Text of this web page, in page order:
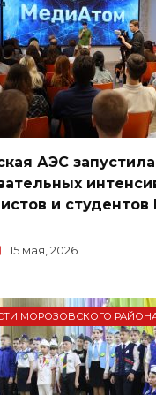
АЭС
и студентов
15 мая, 2026
МОРОЗОВСКОГО